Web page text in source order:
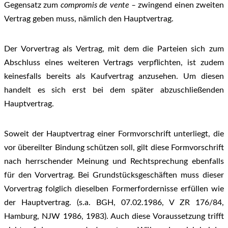
Gegensatz zum compromis de vente –zwingend einen zweiten
Vertrag geben muss, nämlich den Hauptvertrag.
Der Vorvertrag als Vertrag, mit dem die Parteien sich zum
Abschluss eines weiteren Vertrags verpflichten, ist zudem
keinesfalls bereits als Kaufvertrag anzusehen. Um diesen
handelt es sich erst bei dem später abzuschließenden
Hauptvertrag.
Soweit der Hauptvertrag einer Formvorschrift unterliegt, die
vor übereilter Bindung schützen soll, gilt diese Formvorschrift
nach herrschender Meinung und Rechtsprechung ebenfalls
für den Vorvertrag. Bei Grundstücksgeschäften muss dieser
Vorvertrag folglich dieselben Formerfordernisse erfüllen wie
der Hauptvertrag. (s.a. BGH, 07.02.1986, V ZR 176/84,
Hamburg, NJW 1986, 1983). Auch diese Voraussetzung trifft